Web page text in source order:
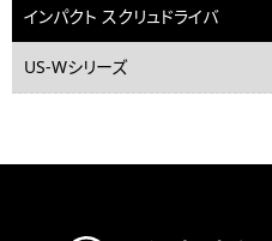
インパクト スクリュドライバ
US-Wシリーズ